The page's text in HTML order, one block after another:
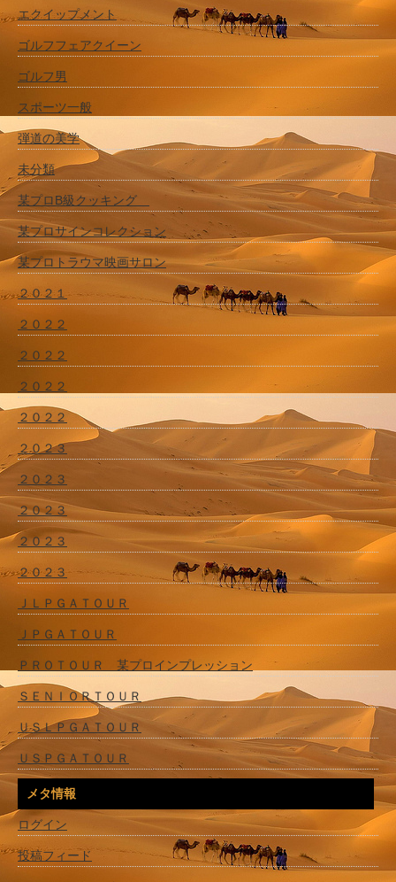
エクイップメント
ゴルフフェアクイーン
ゴルフ男
スポーツ一般
弾道の美学
未分類
某プロB級クッキング
某プロサインコレクション
某プロトラウマ映画サロン
２０２１
２０２２
２０２２
２０２２
２０２２
２０２３
２０２３
２０２３
２０２３
２０２３
ＪＬＰＧＡＴＯＵＲ
ＪＰＧＡＴＯＵＲ
ＰＲＯＴＯＵＲ 某プロインプレッション
ＳＥＮＩＯＲＴＯＵＲ
ＵＳＬＰＧＡＴＯＵＲ
ＵＳＰＧＡＴＯＵＲ
メタ情報
ログイン
投稿フィード